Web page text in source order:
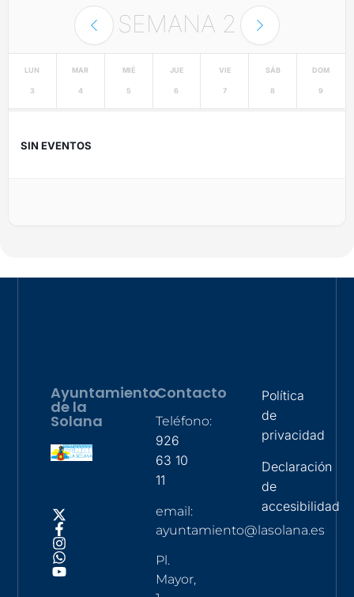
SEMANA 2
LUN
3
MAR
4
MIÉ
5
JUE
6
VIE
7
SÁB
8
DOM
9
SIN EVENTOS
Ayuntamiento
de la
Solana
Contacto
Teléfono:
926
63 10
11
email:
ayuntamiento@lasolana.es
Pl.
Mayor,
Política
de
privacidad
Declaración
de
accesibilidad